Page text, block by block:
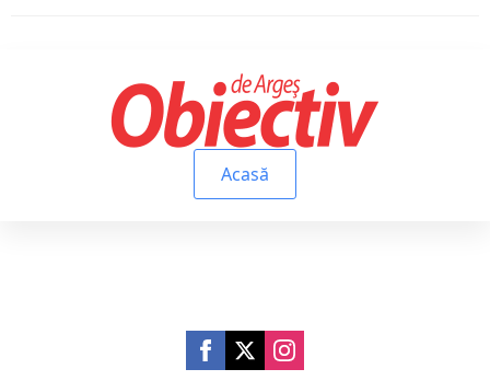
Acasă